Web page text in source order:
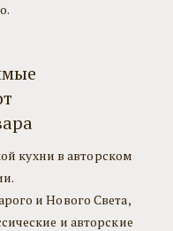
кухни в авторском
и Нового Света,
и авторские